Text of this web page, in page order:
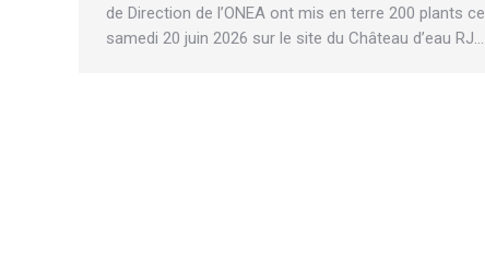
de Direction de l’ONEA ont mis en terre 200 plants ce
samedi 20 juin 2026 sur le site du Château d’eau RJ…